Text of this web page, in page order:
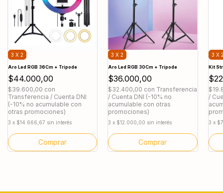
3 X 2
Aro Led RGB 36Cm + Trípode
$44.000,00
$39.600,00 con
Transferencia / Cuenta DNI
(-10% no acumulable con
otras promociones)
3 x $14.666,67 sin interés
3 X 2
Aro Led RGB 30Cm + Trípode
$36.000,00
$32.400,00 con Transferencia
/ Cuenta DNI (-10% no
acumulable con otras
promociones)
3 x $12.000,00 sin interés
3 X
Kit
/
3 x